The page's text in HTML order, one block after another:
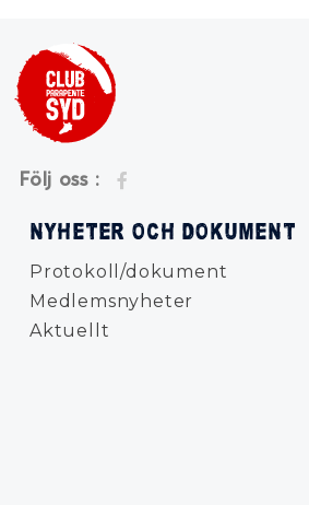
Följ oss :
NYHETER OCH DOKUMENT
Protokoll/dokument
Medlemsnyheter
Aktuellt